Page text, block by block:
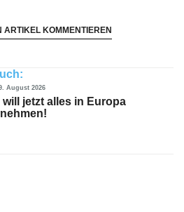
ARTIKEL KOMMENTIEREN
August 2026
will jetzt alles in Europa